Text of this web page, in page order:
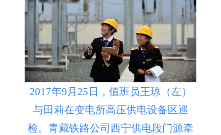
2017年9月25日，值班员王琼（左）
与田莉在变电所高压供电设备区巡
检。青藏铁路公司西宁供电段门源牵